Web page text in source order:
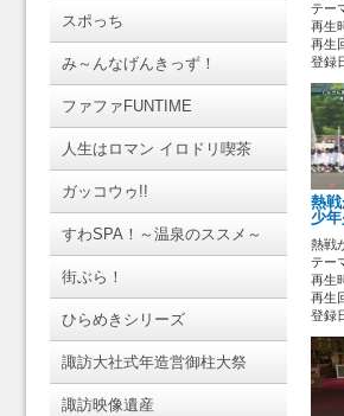
スポっち
み～んなげんきっず！
ファファFUNTIME
人生はロマン イロドリ喫茶
ガッコウゥ!!
すわSPA！～温泉のススメ～
街ぶら！
ひらめきシリーズ
諏訪大社式年造営御柱大祭
諏訪映像遺産
テー
再生
再生
登録
熱
少
熱戦
テー
再生
再生
登録